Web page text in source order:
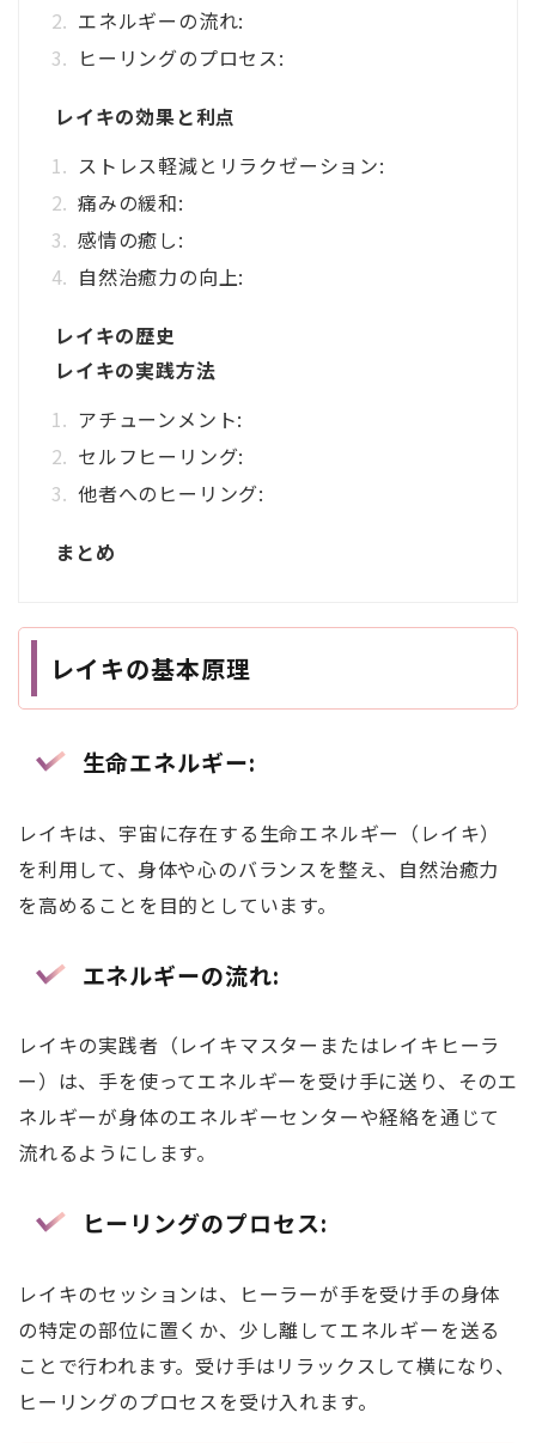
エネルギーの流れ:
ヒーリングのプロセス:
レイキの効果と利点
ストレス軽減とリラクゼーション:
痛みの緩和:
感情の癒し:
自然治癒力の向上:
レイキの歴史
レイキの実践方法
アチューンメント:
セルフヒーリング:
他者へのヒーリング:
まとめ
レイキの基本原理
生命エネルギー:
レイキは、宇宙に存在する生命エネルギー（レイキ）
を利用して、身体や心のバランスを整え、自然治癒力
を高めることを目的としています。
エネルギーの流れ:
レイキの実践者（レイキマスターまたはレイキヒーラ
ー）は、手を使ってエネルギーを受け手に送り、そのエ
ネルギーが身体のエネルギーセンターや経絡を通じて
流れるようにします。
ヒーリングのプロセス:
レイキのセッションは、ヒーラーが手を受け手の身体
の特定の部位に置くか、少し離してエネルギーを送る
ことで行われます。受け手はリラックスして横になり、
ヒーリングのプロセスを受け入れます。